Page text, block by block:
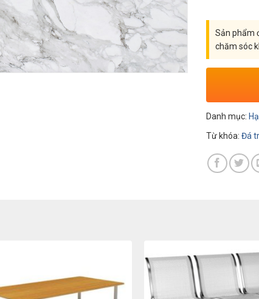
Sản phẩm
chăm sóc
Danh mục:
Từ khóa:Đá